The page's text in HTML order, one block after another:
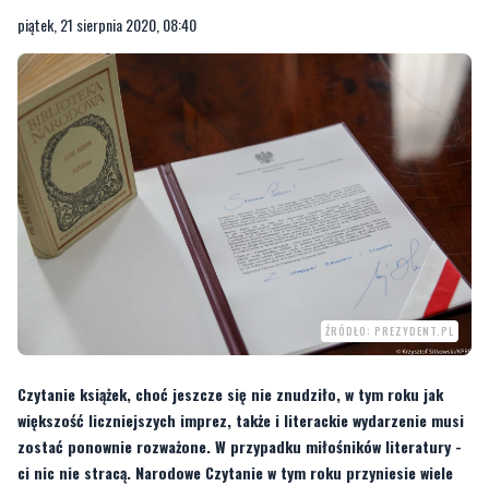
piątek, 21 sierpnia 2020, 08:40
ŹRÓDŁO: PREZYDENT.PL
Czytanie książek, choć jeszcze się nie znudziło, w tym roku jak
większość liczniejszych imprez, także i literackie wydarzenie musi
zostać ponownie rozważone. W przypadku miłośników literatury -
ci nic nie stracą. Narodowe Czytanie w tym roku przyniesie wiele